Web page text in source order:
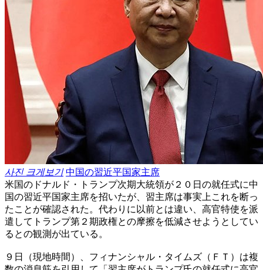
사진 크게보기 中国の習近平国家主席
米国のドナルド・トランプ次期大統領が２０日の就任式に中
国の習近平国家主席を招いたが、習主席は事実上これを断っ
たことが確認された。代わりに以前とは違い、高官特使を派
遣してトランプ第２期政権との摩擦を低減させようとしてい
るとの観測が出ている。
９日（現地時間）、フィナンシャル・タイムズ（ＦＴ）は複